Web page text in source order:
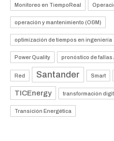
Monitoreo en TiempoReal
operación y mantenimiento (O&M)
optimización de tiempos en ingeniería
Power Quality pronóstico de fallas
Red Santander Smart
TICEnergy transformación
Transición Energética